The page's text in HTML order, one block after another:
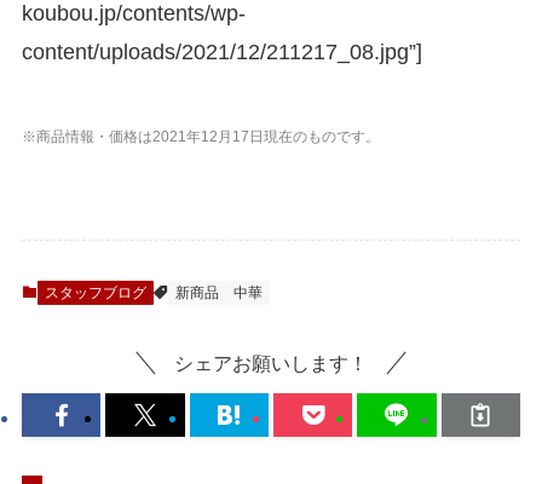
koubou.jp/contents/wp-
content/uploads/2021/12/211217_08.jpg”]
※商品情報・価格は2021年12月17日現在のものです。
スタッフブログ 新商品 中華
シェアお願いします！